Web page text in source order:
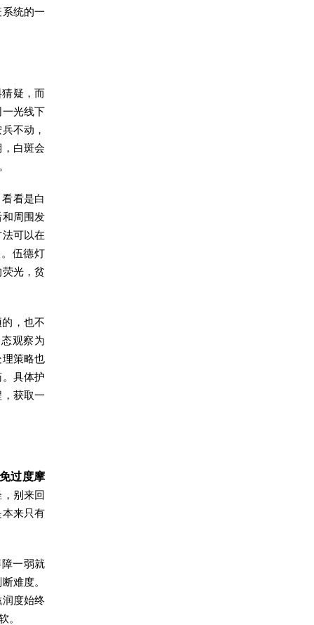
统的一
疑，而
光线下
不动，
白斑会
看是白
周围发
可以在
伍德灯
光，贫
，也不
观察为
策略也
具体护
获取一
过度摩
别来回
来只有
一弱就
难度。
度始终
。